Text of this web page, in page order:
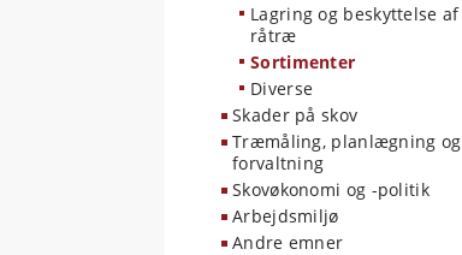
Lagring og beskyttelse af
råtræ
Sortimenter
Diverse
Skader på skov
Træmåling, planlægning og
forvaltning
Skovøkonomi og -politik
Arbejdsmiljø
Andre emner